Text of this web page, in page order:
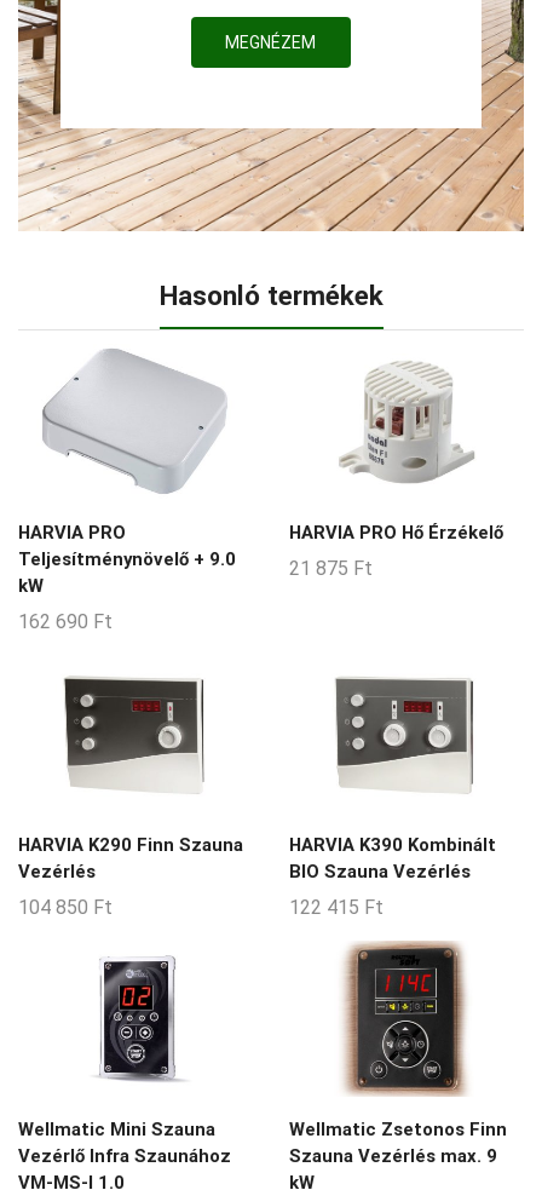
MEGNÉZEM
Hasonló termékek
HARVIA PRO
Teljesítménynövelő + 9.0
kW
162 690 Ft
HARVIA PRO Hő Érzékelő
21 875 Ft
HARVIA K290 Finn Szauna
Vezérlés
104 850 Ft
HARVIA K390 Kombinált
BIO Szauna Vezérlés
122 415 Ft
Wellmatic Mini Szauna
Vezérlő Infra Szaunához
VM-MS-I 1.0
Wellmatic Zsetonos Finn
Szauna Vezérlés max. 9
kW